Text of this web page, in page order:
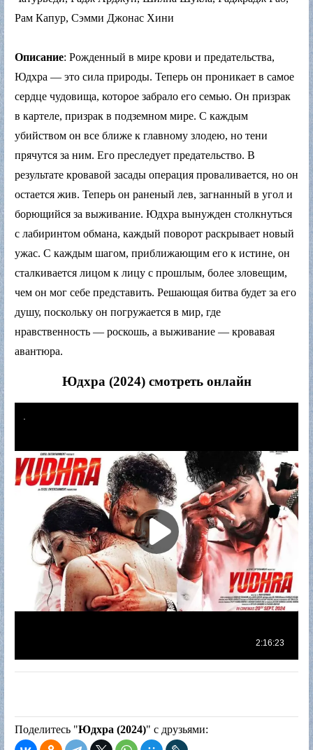
Рам Капур, Сэмми Джонас Хини
Описание: Рожденный в мире крови и предательства,
Юдхра — это сила природы. Теперь он проникает в самое
сердце чудовища, которое забрало его семью. Он призрак
в картеле, призрак в подземном мире. С каждым
убийством он все ближе к главному злодею, но тени
прячутся за ним. Его преследует предательство. В
результате кровавой засады операция проваливается, но он
остается жив. Теперь он раненый лев, загнанный в угол и
борющийся за выживание. Юдхра вынужден столкнуться
с лабиринтом обмана, каждый поворот раскрывает новый
ужас. С каждым шагом, приближающим его к истине, он
сталкивается лицом к лицу с прошлым, более зловещим,
чем он мог себе представить. Решающая битва будет за его
душу, поскольку он погружается в мир, где
нравственность — роскошь, а выживание — кровавая
авантюра.
Юдхра (2024) смотреть онлайн
Поделитесь "Юдхра (2024)" с друзьями: